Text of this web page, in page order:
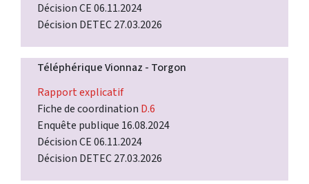
Décision CE 06.11.2024
Décision DETEC 27.03.2026
Téléphérique Vionnaz - Torgon
Rapport explicatif
Fiche de coordination D.6
Enquête publique 16.08.2024
Décision CE 06.11.2024
Décision DETEC 27.03.2026